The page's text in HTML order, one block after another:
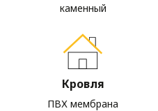
каменный
Кровля
ПВХ мембрана